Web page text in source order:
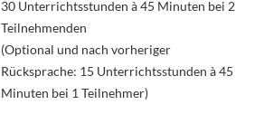
30 Unterrichtsstunden à 45 Minuten bei 2
Teilnehmenden
(Optional und nach vorheriger
Rücksprache: 15 Unterrichtsstunden à 45
Minuten bei 1 Teilnehmer)